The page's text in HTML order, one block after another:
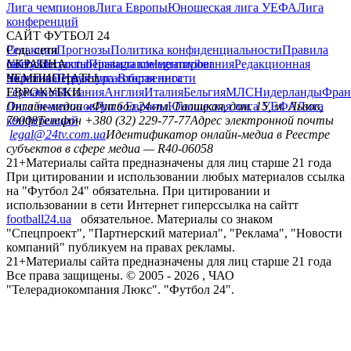
Лига чемпионовЛига ЕвропыЮношеская лига УЕФАЛига
конференций
САЙТ ФУТБОЛ 24
РедакцияПрогнозыПолитика конфиденциальностиПравила
сайтуКонтактыПравила комментированияРедакционная
политикаСтруктура собственности
Соц. сети
facebookxyoutubeinstagramtelegramviber
УКРАИНА
УкраинаПервая лигаВторая лига
ЧЕМПИОНАТЫ
ГерманияИспанияАнглияИталияБельгияМЛСНидерланды
ЕВРОКУБКИ
Лига чемпионовЛига ЕвропыЮношеская лига УЕФАЛига
конференций
Онлайн-медиа «Футбол 24»пл. Галицкая, дом. 15, м. Львов,
79008Телефон +380 (32) 229-77-77Адрес электронной почты
legal@24tv.com.uaИдентификатор онлайн-медиа в Реестре
субъектов в сфере медиа — R40-06058
21+Материалы сайта предназначены для лиц старше 21 года
При цитировании и использовании любых материалов ссылка
на "Футбол 24" обязательна. При цитировании и
использовании в сети Интернет гиперссылка на сайтт
football24.ua
обязательное. Материалы со знаком
"Спецпроект", "Партнерский материал", "Реклама", "Новости
компаний" публикуем на правах рекламы.
21+Материалы сайта предназначены для лиц старше 21 года
Все права защищены. © 2005 - 2026 , ЧАО
"Телерадиокомпания Люкс". "Футбол 24".